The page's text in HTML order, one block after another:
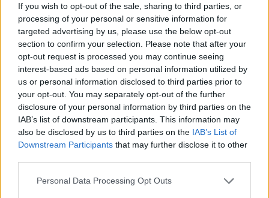
If you wish to opt-out of the sale, sharing to third parties, or
processing of your personal or sensitive information for
targeted advertising by us, please use the below opt-out
section to confirm your selection. Please note that after your
opt-out request is processed you may continue seeing
interest-based ads based on personal information utilized by
us or personal information disclosed to third parties prior to
your opt-out. You may separately opt-out of the further
disclosure of your personal information by third parties on the
IAB’s list of downstream participants. This information may
also be disclosed by us to third parties on the IAB’s List of
Downstream Participants that may further disclose it to other
Personal Data Processing Opt Outs